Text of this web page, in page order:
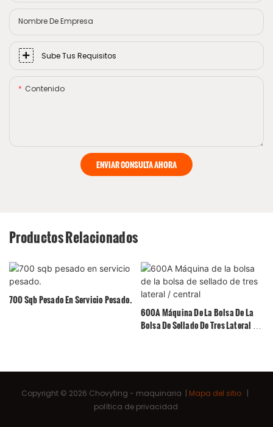
Nombre De Empresa
Sube Tus Requisitos
Contenido
ENVIAR CONSULTA AHORA
Productos Relacionados
700 Sqb Pesado En Servicio Pesado.
600A Máquina De La Bolsa De La
Bolsa De Sellado De Tres Lateral /
Copyright © 2026 Chovyting - maquinaria | Mapa del sitio |
política de privacidad